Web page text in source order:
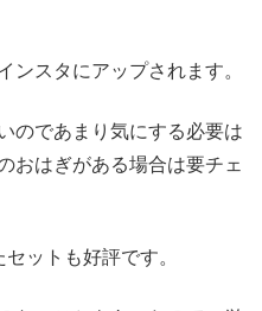
ンスタにアップされます。
のであまり気にする必要は
おはぎがある場合は要チェ
ットも好評です。